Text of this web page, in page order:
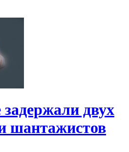
двух
шантажистов